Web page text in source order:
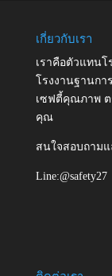
เกี่ยวกับเรา
เราคือตัวแทนโ
โรงงานฐานกา
เซฟตี้คุณภาพ ต
คุณ
สนใจสอบถามแ
Line:@safety27